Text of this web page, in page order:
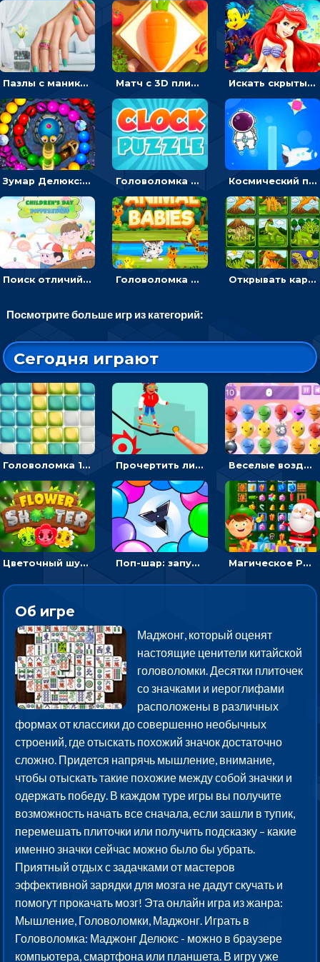
Пазлы с маникюром: собери идеальный рисунок для ногтей Матч с 3D плитками: раскладывать одинаковые предметы в окошки по три в ряд Искать скрытый алфавит на картинках с мультяшными героями - головоломка для детей
Зумар Делюкс: бросай шарики с черепашкой, чтобы остановить очередь Головоломка с часами для детей: читать время по циферблату Космический побег: двигать космонавта, чтобы попасть к кораблю
Поиск отличий на картинках с детьми - головоломка Головоломка Звери-малыши: открывай карточки по очереди, чтобы найти одинаковые Открывать картинки с динозаврами и складывать в пары по памяти - головоломка
Посмотрите больше игр из категорий:
Сегодня играют
Головоломка 10х10 Прочертить линию, чтобы проехать на скейте, через преграды к финишу - для мальчиков Веселые воздушные шары: соедини одноцветные в линию
Цветочный шутер: стрелять пчелками по цветам Поп-шар: запускать колючку, чтобы лопать воздушные шарики Магическое Рождество: соедини три в ряд и выполни задание
Об игре
Маджонг, который оценят
настоящие ценители китайской
головоломки. Десятки плиточек
со значками и иероглифами
расположены в различных
формах от классики до совершенно необычных
строений, где отыскать похожий значок достаточно
сложно. Придется напрячь мышление, внимание,
чтобы отыскать такие похожие между собой значки и
одержать победу. В каждом туре игры вы получите
возможность начать все сначала, если зашли в тупик,
перемешать плиточки или получить подсказку – какие
именно значки сейчас можно было бы убрать.
Приятный отдых с задачками от мастеров
эффективной зарядки для мозга не дадут скучать и
помогут прокачать мозг! Эта онлайн игра из жанра:
Мышление, Головоломки, Маджонг. Играть в
Головоломка: Маджонг Делюкс - можно в браузере
компьютера, смартфона или планшета. В игру уже